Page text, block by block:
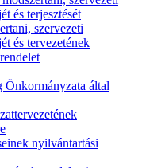
és terjesztését
szervezeti
és tervezetének
Önkormányzata által
nyilvántartási